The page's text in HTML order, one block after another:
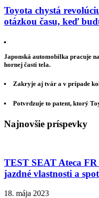
Toyota chystá
otázkou času, keď
Japonská automobilka pracuje
hornej časti tela.
Zakryje aj tvár a v prípade
Potvrdzuje to patent, ktorý
Najnovšie príspevky
TEST SEAT Ateca
jazdné vlastnosti a
18. mája 2023